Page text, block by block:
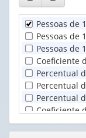
Unidade
Territorial
(1)
Pessoas de
Pessoas de
Pessoas de
Coeficiente
Percentual
Percentual
Percentual
Coeficiente